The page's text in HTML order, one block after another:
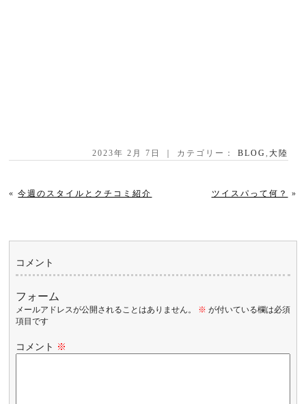
2023年 2月 7日 ｜ カテゴリー： BLOG, 大陸
«今週のスタイルとクチコミ紹介 ツイスパって何？ »
コメント
フォーム
メールアドレスが公開されることはありません。 ※ が付いている欄は必須
項目です
コメント ※